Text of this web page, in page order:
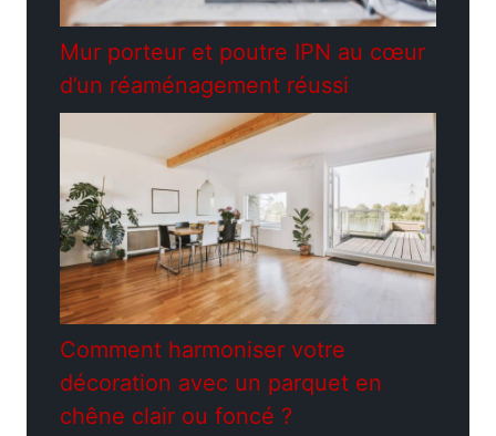
Mur porteur et poutre IPN au cœur
d’un réaménagement réussi
Comment harmoniser votre
décoration avec un parquet en
chêne clair ou foncé ?